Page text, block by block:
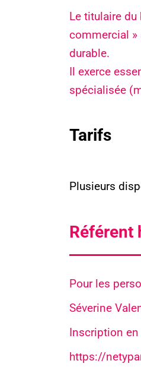
Le titulaire
commercial »
durable.
Il exerce
spécialisée
Tarifs
Plusieurs
Référent
Pour les
Séverine
Inscription
https://